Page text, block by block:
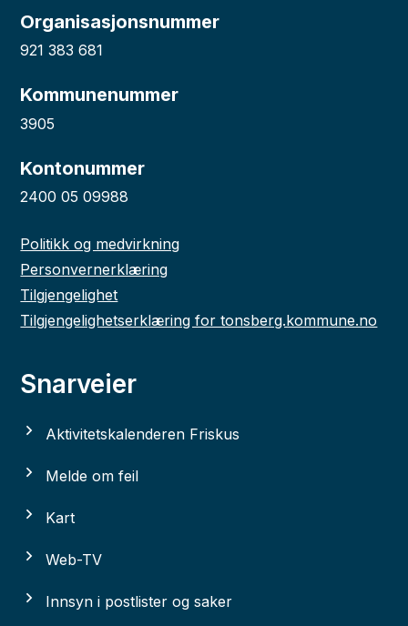
Organisasjonsnummer
921 383 681
Kommunenummer
3905
Kontonummer
2400 05 09988
Politikk og medvirkning
Personvernerklæring
Tilgjengelighet
Tilgjengelighetserklæring for tonsberg.kommune.no
Snarveier
Aktivitetskalenderen Friskus
Melde om feil
Kart
Web-TV
Innsyn i postlister og saker